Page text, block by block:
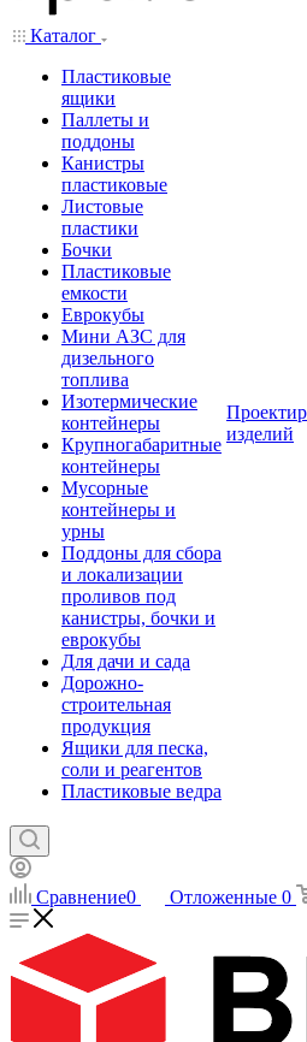
Каталог
Пластиковые
ящики
Паллеты и
поддоны
Канистры
пластиковые
Листовые
пластики
Бочки
Пластиковые
емкости
Еврокубы
Мини АЗС для
дизельного
топлива
Изотермические
контейнеры
Крупногабаритные
контейнеры
Мусорные
контейнеры и
урны
Поддоны для сбора
и локализации
проливов под
канистры, бочки и
еврокубы
Для дачи и сада
Дорожно-
строительная
продукция
Ящики для песка,
соли и реагентов
Пластиковые ведра
изделий
Сравнение0 Отложенные 0